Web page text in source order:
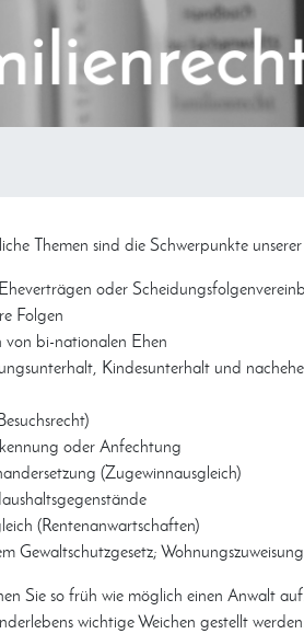
Themen sind die Schwerpunkte
oder
Folgen
von bi-nationalen Ehen
Kindesunterhalt und
oder Anfechtung
(Zugewinnausgleich)
(Rentenanwartschaften)
Gewaltschutzgesetz; Wohnungszuweisung
Sie so früh wie möglich einen Anwalt
wichtige Weichen gestellt